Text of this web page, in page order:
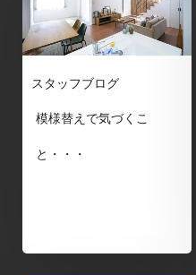
スタッフブログ
模様替えで気づくこ
と・・・